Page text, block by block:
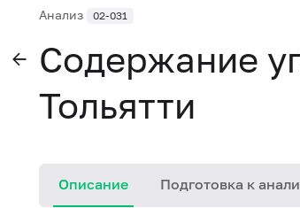
Анализ 02-031
Содержание
Тольятти
Описание Подготовка к